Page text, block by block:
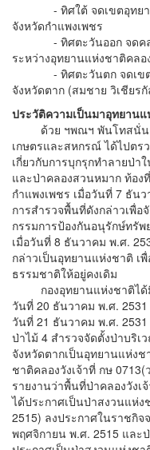
- ทิศใต้ จดเขตอุทยาน
จังหวัดกำแพงเพชร
- ทิศตะวันออก จดคลอ
ระหว่างอุทยานแห่งชาติคล
- ทิศตะวันตก จดเขตรัก
จังหวัดตาก (สมชาย วิเชีย
ประวัติความเป็นมาอุทยานแ
ด้วย ฯพณฯ พันโทสนั่น ข
เกษตรและสหกรณ์ ได้ไปตร
เกี่ยวกับการบุกรุกทำลายป่า
และป่าคลองสวนหมาก ท้อง
กำแพงเพชร เมื่อวันที่ 7 ธัน
การสำรวจพื้นที่ดังกล่าวเพื่
กรรมการป้องกันอนุรักษ์ทรั
เมื่อวันที่ 8 ธันวาคม พ.ศ.
กล่าวเป็นอุทยานแห่งชาติ เ
ธรรมชาติให้อยู่คงเดิม
กองอุทยานแห่งชาติได้มี
วันที่ 20 ธันวาคม พ.ศ.
วันที่ 21 ธันวาคม พ.ศ.
ป่าไม้ 4 สำรวจจัดตั้งป่าบริเ
จังหวัดตากเป็นอุทยานแห่ง
ชาติคลองวังเจ้าที่ กษ
รายงานว่าพื้นที่ป่าคลองวังเ
ได้ประกาศเป็นป่าสงวนแห่
2515) ลงประกาศในราชกิจ
พฤศจิกายน พ.ศ. 2515 และป่